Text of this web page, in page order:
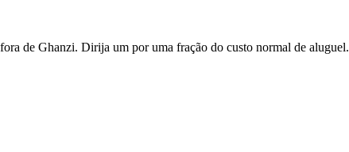
de Ghanzi. Dirija um por uma fração do custo normal de aluguel.